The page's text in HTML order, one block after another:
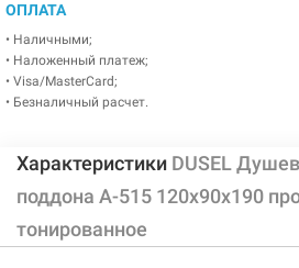
ОПЛАТА
• Наличными;
• Наложенный платеж;
• Visa/MasterCard;
• Безналичный расчет.
Характеристики DUSEL
поддона A-515 120x90x190
тонированное